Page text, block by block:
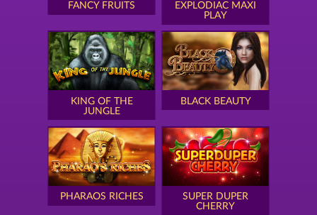
FANCY FRUITS
EXPLODIAC MAXI
PLAY
KING OF THE
JUNGLE
BLACK BEAUTY
PHARAOS RICHES
SUPER DUPER
CHERRY